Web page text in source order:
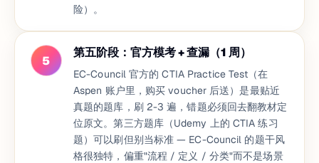
险）。
5
第五阶段：官方模考 + 查漏（1 周）
EC-Council 官方的 CTIA Practice Test（在
Aspen 账户里，购买 voucher 后送）是最贴近
真题的题库，刷 2-3 遍，错题必须回去翻教材定
位原文。第三方题库（Udemy 上的 CTIA 练习
题）可以刷但别当标准 — EC-Council 的题干风
格很独特，偏重"流程 / 定义 / 分类"而不是场景